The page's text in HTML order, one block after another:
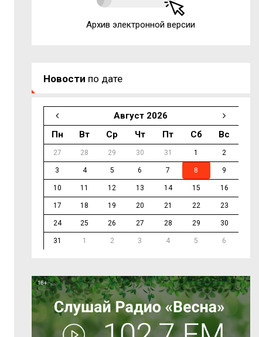
Архив электронной версии
Новости по дате
Август 2026
Пн
Вт Ср Чт Пт Сб Вс
27 28 29 30 31 1 2
3 4 5 6 7 8 9
10 11 12 13 14 15 16
17 18 19 20 21 22 23
24 25 26 27 28 29 30
31 1 2 3 4 5 6